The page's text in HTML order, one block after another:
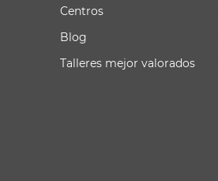
Centros
Blog
Talleres mejor valorados